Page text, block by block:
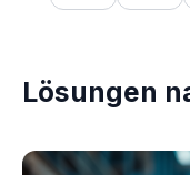
Lösungen